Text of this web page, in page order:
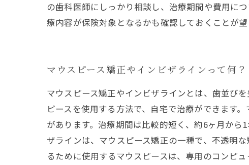
の歯科医師にしっかり相談し、治療期間や費用に
療内容が保険対象となるかも確認しておくことが望
マウスピース矯正やインビザラインって何？
マウスピース矯正やインビザラインとは、歯並び
ピースを使用する方法で、自宅で治療ができます
があります。治療期間は比較的短く、約6ヶ月か
ザラインは、マウスピース矯正の一種で、不透明
るために使用するマウスピースは、専用のコンピ